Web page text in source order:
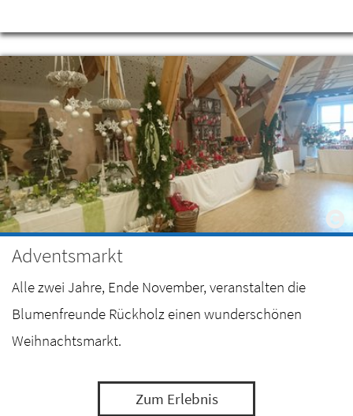
Adventsmarkt
Alle zwei Jahre, Ende November, veranstalten die
Blumenfreunde Rückholz einen wunderschönen
Weihnachtsmarkt.
Zum Erlebnis